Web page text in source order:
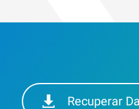
Recuperar